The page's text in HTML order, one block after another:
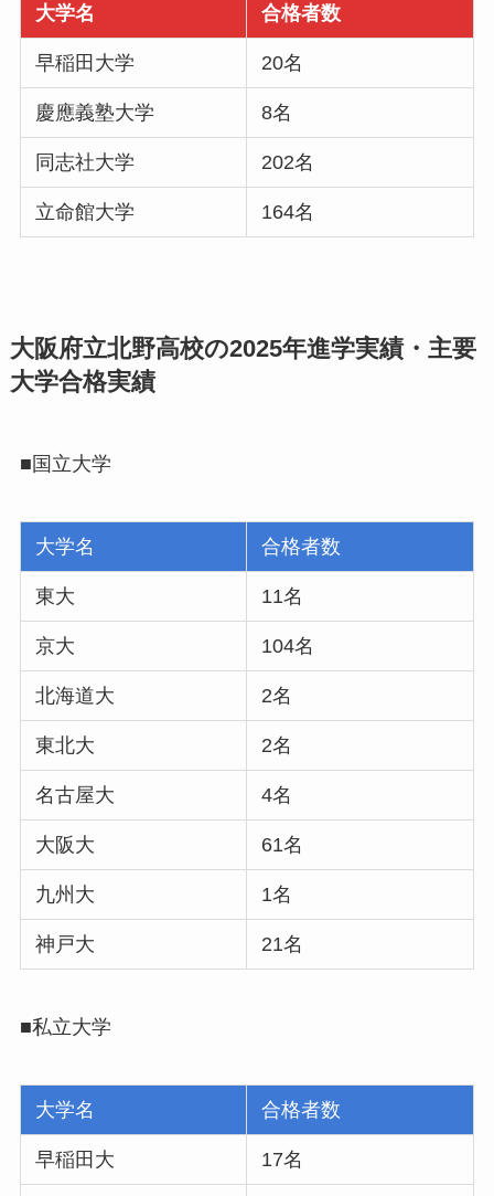
大学名 合格者数
早稲田大学 20名
慶應義塾大学 8名
同志社大学 202名
立命館大学 164名
大阪府立北野高校の2025年進学実績・主要
大学合格実績
■国立大学
大学名 合格者数
東大 11名
京大 104名
北海道大 2名
東北大 2名
名古屋大 4名
大阪大 61名
九州大 1名
神戸大 21名
■私立大学
大学名 合格者数
早稲田大 17名